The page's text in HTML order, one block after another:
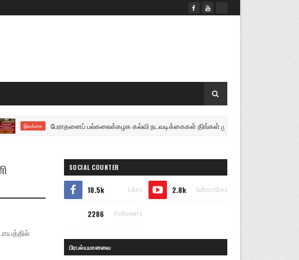
இலங்கை பேராதனைப் பல்கலைக்கழக கல்வி நடவடிக்கைகள் திங்கள் முதல் மீள ஆரம்பம்: விடுதி
SOCIAL COUNTER
18.5k Likes 2.8k Subscribes
2286 Followers
பிரபல்யமானவை